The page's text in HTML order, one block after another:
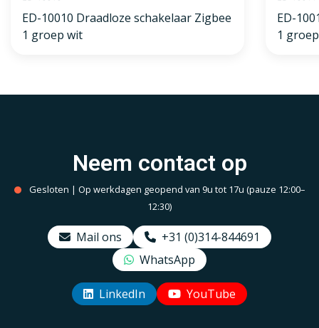
ED-10010 Draadloze schakelaar Zigbee
1 groep wit
ED-
1
Neem contact op
Gesloten | Op werkdagen geopend van 9u tot 17u (pauze 12:00–
12:30)
Mail ons
+31 (0)314-844691
WhatsApp
LinkedIn YouTube